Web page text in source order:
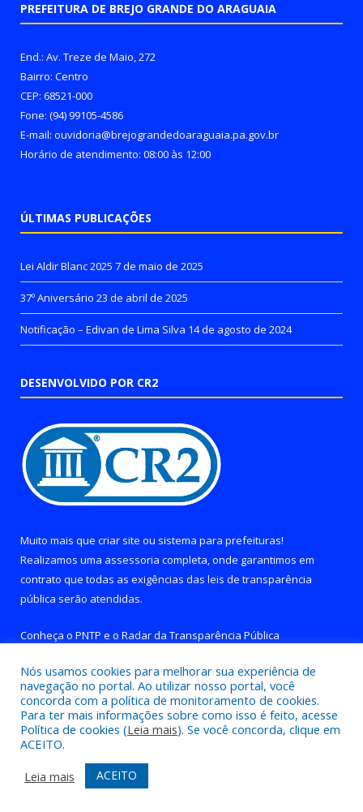
PREFEITURA DE BREJO GRANDE DO ARAGUAIA
End.: Av. Treze de Maio, 272
Bairro: Centro
CEP: 68521-000
Fone: (94) 99105-4586
E-mail: ouvidoria@brejograndedoaraguaia.pa.gov.br
Horário de atendimento: 08:00 às 12:00
ÚLTIMAS PUBLICAÇÕES
Lei Aldir Blanc 2025 7 de maio de 2025
37º Aniversário 23 de abril de 2025
Notificação – Edivan de Lima Silva 14 de agosto de 2024
DESENVOLVIDO POR CR2
Muito mais que criar site ou sistema para prefeituras!
Realizamos uma assessoria completa, onde garantimos em
contrato que todas as exigências das leis de transparência
pública serão atendidas.
Conheça o PNTP e o Radar da Transparência Pública
Todos os direitos reservados a Prefeitura de Brejo Grande do
Araguaia.
Mapa do Site
Acessar Área Administrativa
Acessar Webmail
Nós usamos cookies para melhorar sua experiência de
navegação no portal. Ao utilizar nosso portal, você
concorda com a política de monitoramento de cookies.
Para ter mais informações sobre como isso é feito, acesse
Política de cookies (Leia mais). Se você concorda, clique em
ACEITO.
Leia mais
ACEITO